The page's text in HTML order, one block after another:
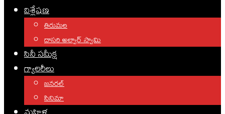
విశ్లేషణ
తిరుమల
దాసరి అల్వార్ స్వామి
సినీ సమీక్ష
గ్యాలరీలు
జనరల్
సినిమా